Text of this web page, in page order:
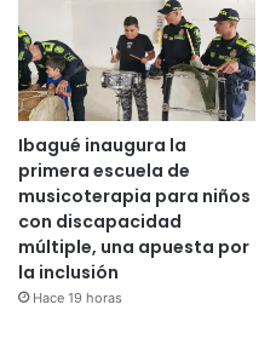
Ibagué inaugura la
primera escuela de
musicoterapia para niños
con discapacidad
múltiple, una apuesta por
la inclusión
Hace 19 horas